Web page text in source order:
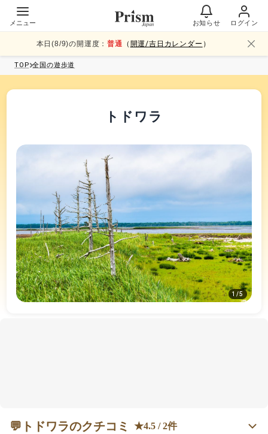
メニュー お知らせ ログイン
本日(8/9)の開運度：普通 （ 開運/吉日カレンダー ）
TOP 全国の遊歩道
トドワラ
1/5
💬 トドワラのクチコミ ★4.5 / 2件